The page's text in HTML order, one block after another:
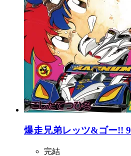
爆走兄弟レッツ&ゴー!! 9
完結